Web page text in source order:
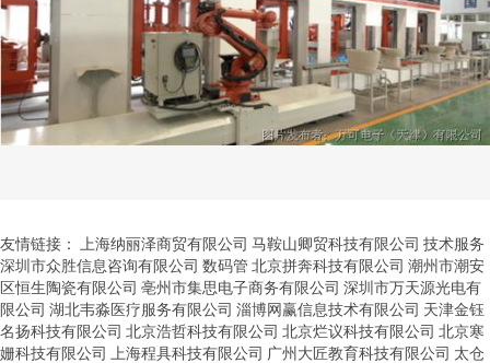
友情链接： 上海纳丽泽商贸有限公司 马鞍山卿贸科技有限公司 技术服务
深圳市众胜信息咨询有限公司 数码管 北京拼奔科技有限公司 潮州市潮安
区恒生陶瓷有限公司 亳州市集思电子商务有限公司 深圳市万天源光电有
限公司 湖北韦淼医疗服务有限公司 淄博网赢信息技术有限公司 天津金钰
名扬科技有限公司 北京浩哲科技有限公司 北京烂议科技有限公司 北京寒
姗科技有限公司
上海程具科技有限公司 广州大匠教育科技有限公司 太仓